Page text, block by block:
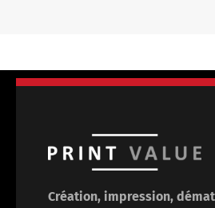
Création, impression,